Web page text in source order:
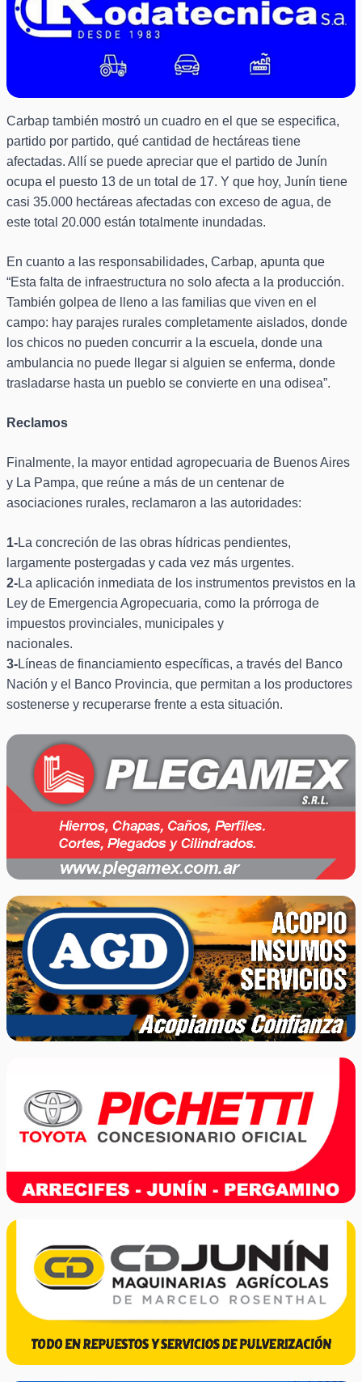
Carbap también mostró un cuadro en el que se especifica,
partido por partido, qué cantidad de hectáreas tiene
afectadas. Allí se puede apreciar que el partido de Junín
ocupa el puesto 13 de un total de 17. Y que hoy, Junín tiene
casi 35.000 hectáreas afectadas con exceso de agua, de
este total 20.000 están totalmente inundadas.
En cuanto a las responsabilidades, Carbap, apunta que
“Esta falta de infraestructura no solo afecta a la producción.
También golpea de lleno a las familias que viven en el
campo: hay parajes rurales completamente aislados, donde
los chicos no pueden concurrir a la escuela, donde una
ambulancia no puede llegar si alguien se enferma, donde
trasladarse hasta un pueblo se convierte en una odisea”.
Reclamos
Finalmente, la mayor entidad agropecuaria de Buenos Aires
y La Pampa, que reúne a más de un centenar de
asociaciones rurales, reclamaron a las autoridades:
1-La concreción de las obras hídricas pendientes,
largamente postergadas y cada vez más urgentes.
2-La aplicación inmediata de los instrumentos previstos en la
Ley de Emergencia Agropecuaria, como la prórroga de
impuestos provinciales, municipales y
nacionales.
3-Líneas de financiamiento específicas, a través del Banco
Nación y el Banco Provincia, que permitan a los productores
sostenerse y recuperarse frente a esta situación.